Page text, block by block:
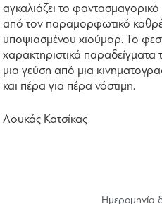
αγκαλιάζει το φαντασμαγορικό
από τον παραμορφωτικό
υποψιασμένου χιούμορ. Το
χαρακτηριστικά παραδείγματα
μια γεύση από μια
και πέρα για πέρα νόστιμη.
Λουκάς Κατσίκας
Hμερομηνία